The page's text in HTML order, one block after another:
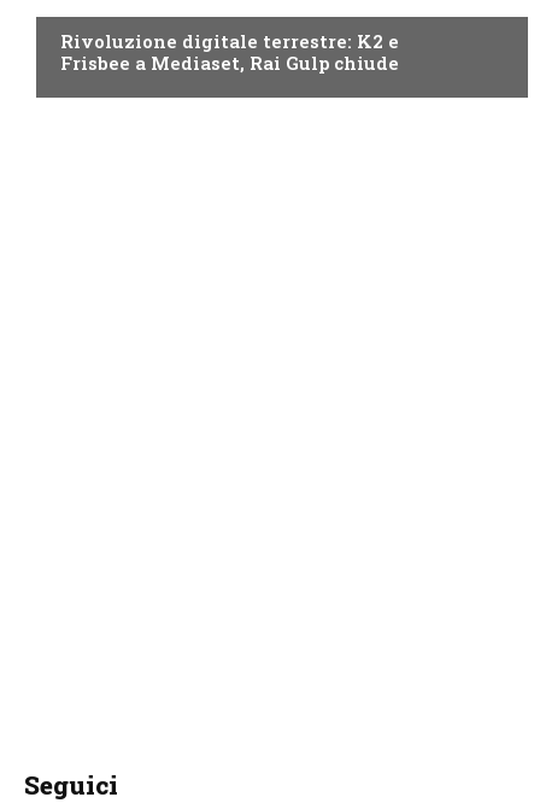
Rivoluzione digitale terrestre: K2 e
Frisbee a Mediaset, Rai Gulp chiude
Seguici